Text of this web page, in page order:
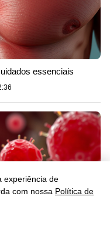
experiência de
com nossa Política de
essenciais